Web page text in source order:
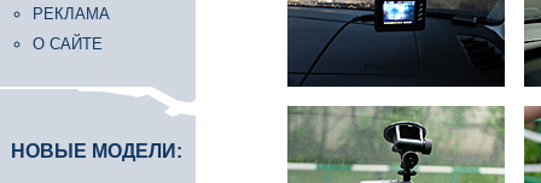
РЕКЛАМА
О САЙТЕ
НОВЫЕ МОДЕЛИ: